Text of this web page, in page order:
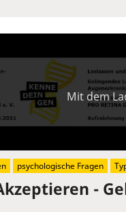
-
Mit dem
psychologische Fragen